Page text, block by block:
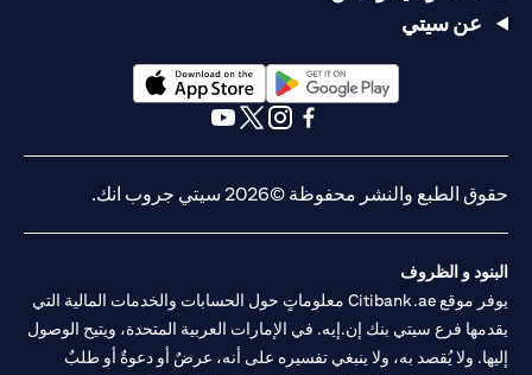
عن سيتي
(opens in a new tab)
حقوق الطبع والنشر محفوظة ©2026 سيتي جروب انك.
البنود و الظروف
يوفر موقع Citibank.ae معلوماتٍ حول الحسابات والخدمات المالية التي
يقدمها فرع سيتي بنك إن.إيه. في الإمارات العربية المتحدة، ويتيح الوصول
إليها. ولا يُقصد به، ولا ينبغي تفسيره على أنه، عرضٌ أو دعوةٌ أو طلبٌ